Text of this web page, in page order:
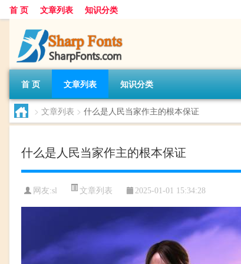
首 页 文章列表 知识分类
首 页 文章列表 知识分类
> 文章列表 > 什么是人民当家作主的根本保证
什么是人民当家作主的根本保证
网友:sl 文章列表 2025-01-01 15:34:28